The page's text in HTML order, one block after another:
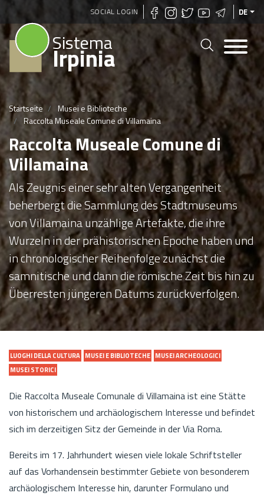
Direkt
zum
Inhalt
SOCIAL LOGIN DE
Sistema
Irpinia
Startseite
Musei e Biblioteche
Raccolta Museale Comune di Villamaina
Raccolta Museale Comune di
Villamaina
Als Zeugnis einer sehr alten Vergangenheit
beherbergt die Sammlung des Stadtmuseums
von Villamaina unzählige Artefakte, die ihre
Wurzeln in der prähistorischen Epoche haben und
in chronologischer Reihenfolge zunächst die
samnitische und dann die römische Zeit bis hin zu
Überresten jüngeren Datums zurückverfolgen.
LUOGHI DELLA CULTURA MUSEI E BIBLIOTECHE MUSEI ARCHEOLOGICI
MUSEI STORICI
Die Raccolta Museale Comunale di Villamaina ist eine Stätte
von historischem und archäologischem Interesse und befindet
sich im derzeitigen Sitz der Gemeinde in der Via Roma.
Bereits im 17. Jahrhundert wiesen viele lokale Schriftsteller
auf das Vorhandensein bestimmter Gebiete von besonderem
archäologischem Interesse hin, darunter Formulano und